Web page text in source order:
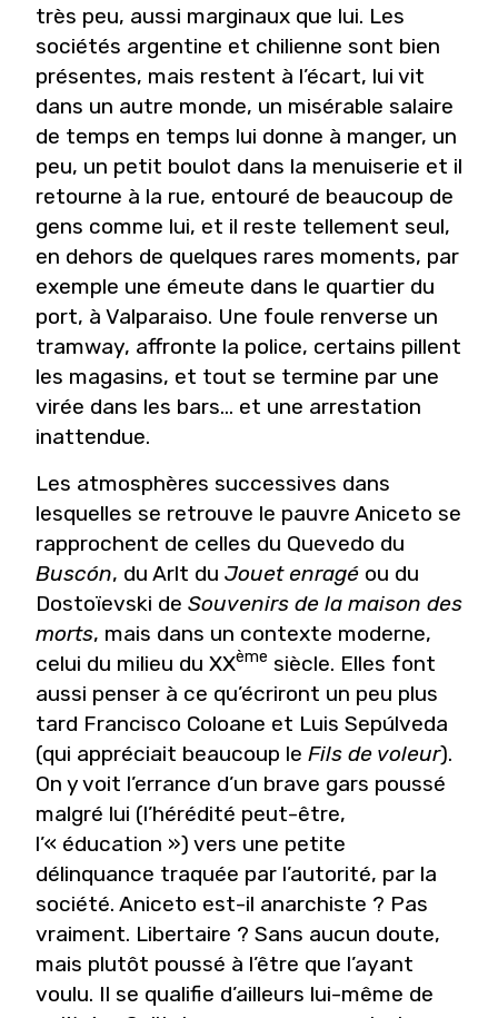
très peu, aussi marginaux que lui. Les
sociétés argentine et chilienne sont bien
présentes, mais restent à l’écart, lui vit
dans un autre monde, un misérable salaire
de temps en temps lui donne à manger, un
peu, un petit boulot dans la menuiserie et il
retourne à la rue, entouré de beaucoup de
gens comme lui, et il reste tellement seul,
en dehors de quelques rares moments, par
exemple une émeute dans le quartier du
port, à Valparaiso. Une foule renverse un
tramway, affronte la police, certains pillent
les magasins, et tout se termine par une
virée dans les bars… et une arrestation
inattendue.
Les atmosphères successives dans
lesquelles se retrouve le pauvre Aniceto se
rapprochent de celles du Quevedo du
Buscón, du Arlt du Jouet enragé ou du
Dostoïevski de Souvenirs de la maison des
morts, mais dans un contexte moderne,
celui du milieu du XXème siècle. Elles font
aussi penser à ce qu’écriront un peu plus
tard Francisco Coloane et Luis Sepúlveda
(qui appréciait beaucoup le Fils de voleur).
On y voit l’errance d’un brave gars poussé
malgré lui (l’hérédité peut-être,
l’« éducation ») vers une petite
délinquance traquée par l’autorité, par la
société. Aniceto est-il anarchiste ? Pas
vraiment. Libertaire ? Sans aucun doute,
mais plutôt poussé à l’être que l’ayant
voulu. Il se qualifie d’ailleurs lui-même de